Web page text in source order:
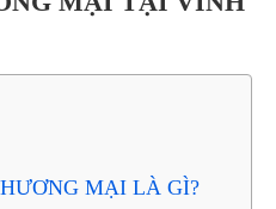
MẠI LÀ GÌ?